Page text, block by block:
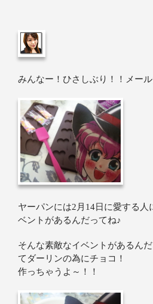
みんなー！ひさしぶり！！メー
ヤーパンには2月14日に愛する人
ベントがあるんだってね♪
そんな素敵なイベントがあるん
てダーリンの為にチョコ！
作っちゃうよ～！！